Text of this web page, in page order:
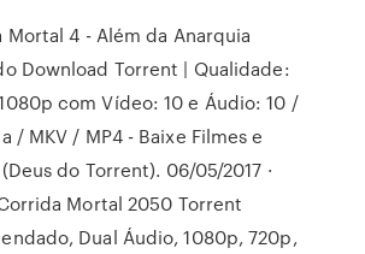
Mortal 4 - Além da Anarquia
Download Torrent | Qualidade:
com Vídeo: 10 e Áudio: 10 /
/ MKV / MP4 - Baixe Filmes e
do Torrent). 06/05/2017 ·
Mortal 2050 Torrent
Dual Áudio, 1080p, 720p,